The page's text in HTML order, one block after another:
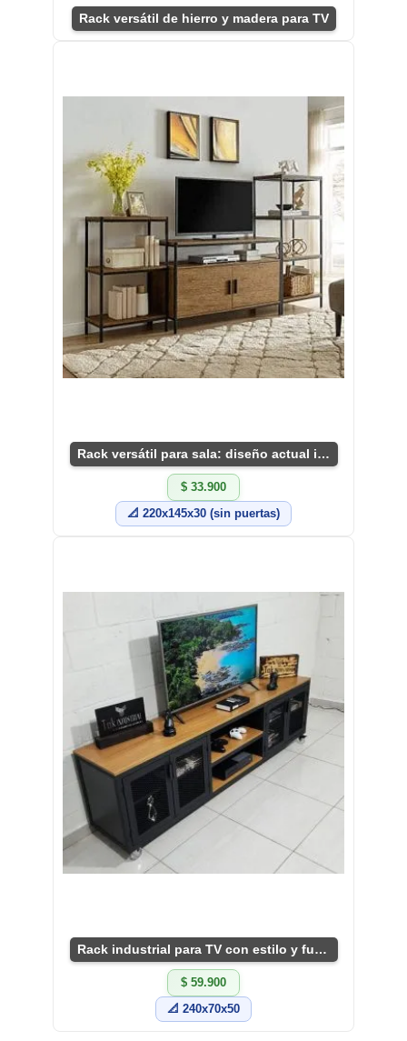
Rack versátil de hierro y madera para TV
Rack versátil para sala: diseño actual industrial
$ 33.900
📐 220x145x30 (sin puertas)
Rack industrial para TV con estilo y funcionalidad
$ 59.900
📐 240x70x50